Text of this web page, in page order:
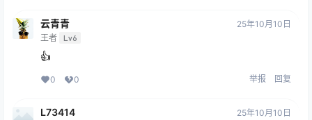
云青青
王者 Lv6
25年10月10日
👍
0 0 举报 回复
L73414 25年10月10日